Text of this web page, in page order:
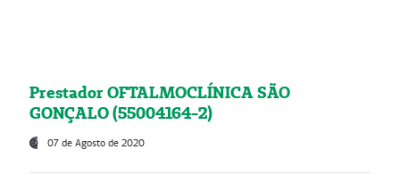
Prestador OFTALMOCLÍNICA SÃO
GONÇALO (55004164-2)
07 de Agosto de 2020